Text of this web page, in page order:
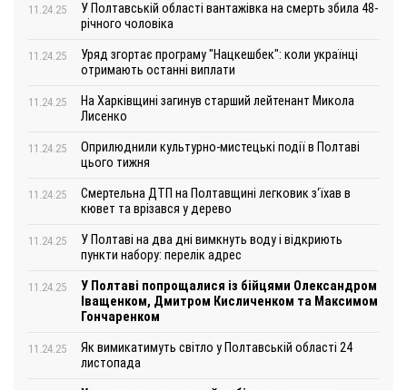
11.24.25
У Полтавській області вантажівка на смерть збила 48-
річного чоловіка
11.24.25
Уряд згортає програму "Нацкешбек": коли українці
отримають останні виплати
11.24.25
На Харківщині загинув старший лейтенант Микола
Лисенко
11.24.25
Оприлюднили культурно-мистецькі події в Полтаві
цього тижня
11.24.25
Смертельна ДТП на Полтавщині легковик з‘їхав в
кювет та врізався у дерево
11.24.25
У Полтаві на два дні вимкнуть воду і відкриють
пункти набору: перелік адрес
11.24.25
У Полтаві попрощалися із бійцями Олександром
Іващенком, Дмитром Кисличенком та Максимом
Гончаренком
11.24.25
Як вимикатимуть світло у Полтавській області 24
листопада